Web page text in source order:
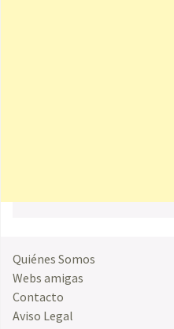
Quiénes Somos
Webs amigas
Contacto
Aviso Legal